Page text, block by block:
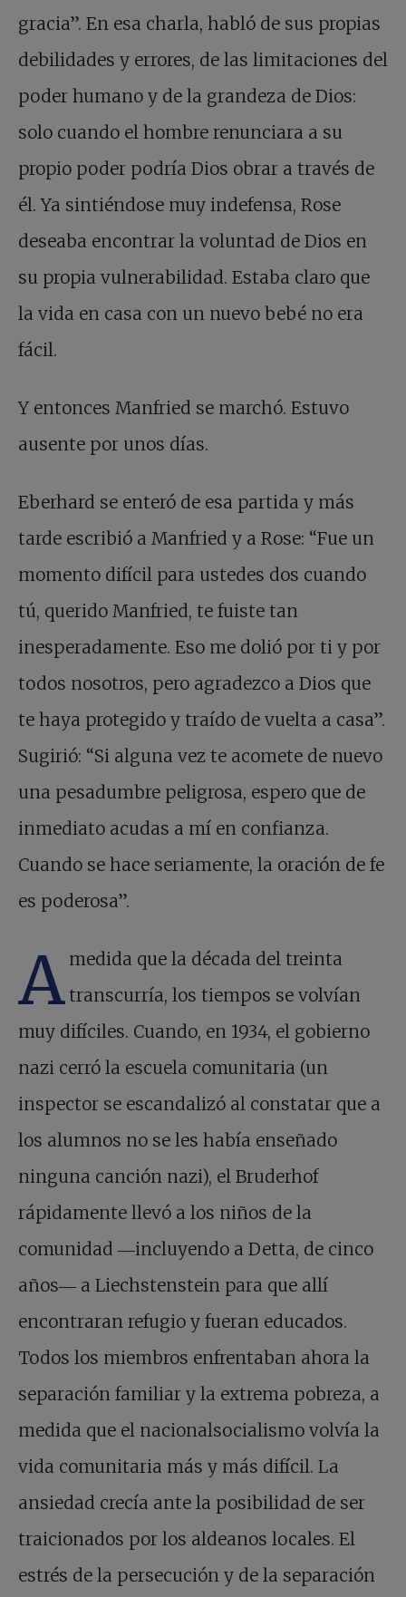
gracia”. En esa charla, habló de sus propias
debilidades y errores, de las limitaciones del
poder humano y de la grandeza de Dios:
solo cuando el hombre renunciara a su
propio poder podría Dios obrar a través de
él. Ya sintiéndose muy indefensa, Rose
deseaba encontrar la voluntad de Dios en
su propia vulnerabilidad. Estaba claro que
la vida en casa con un nuevo bebé no era
fácil.
Y entonces Manfried se marchó. Estuvo
ausente por unos días.
Eberhard se enteró de esa partida y más
tarde escribió a Manfried y a Rose: “Fue un
momento difícil para ustedes dos cuando
tú, querido Manfried, te fuiste tan
inesperadamente. Eso me dolió por ti y por
todos nosotros, pero agradezco a Dios que
te haya protegido y traído de vuelta a casa”.
Sugirió: “Si alguna vez te acomete de nuevo
una pesadumbre peligrosa, espero que de
inmediato acudas a mí en confianza.
Cuando se hace seriamente, la oración de fe
es poderosa”.
A medida que la década del treinta
transcurría, los tiempos se volvían
muy difíciles. Cuando, en 1934, el gobierno
nazi cerró la escuela comunitaria (un
inspector se escandalizó al constatar que a
los alumnos no se les había enseñado
ninguna canción nazi), el Bruderhof
rápidamente llevó a los niños de la
comunidad ―incluyendo a Detta, de cinco
años― a Liechstenstein para que allí
encontraran refugio y fueran educados.
Todos los miembros enfrentaban ahora la
separación familiar y la extrema pobreza, a
medida que el nacionalsocialismo volvía la
vida comunitaria más y más difícil. La
ansiedad crecía ante la posibilidad de ser
traicionados por los aldeanos locales. El
estrés de la persecución y de la separación